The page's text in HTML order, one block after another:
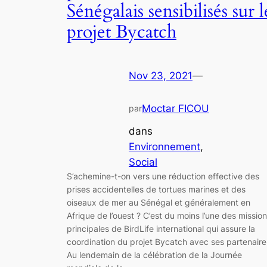
Sénégalais sensibilisés sur
projet Bycatch
Nov 23, 2021—
parMoctar FICOU
dans
Environnement
Social
S’achemine-t-on vers une réduction effective des
prises accidentelles de tortues marines et des
oiseaux de mer au Sénégal et généralement en
Afrique de l’ouest ? C’est du moins l’une des
principales de BirdLife international qui assure la
coordination du projet Bycatch avec ses
Au lendemain de la célébration de la Journée